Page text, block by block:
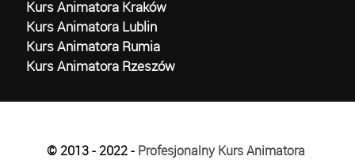
Kurs Animatora Kraków
Kurs Animatora Lublin
Kurs Animatora Rumia
Kurs Animatora Rzeszów
© 2013 - 2022 - Profesjonalny Kurs Animatora